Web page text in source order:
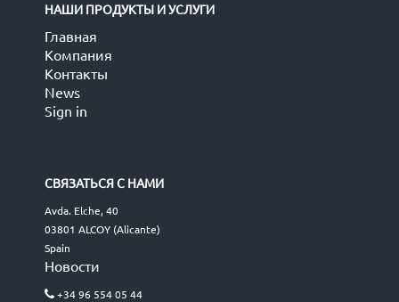
НАШИ ПРОДУКТЫ И УСЛУГИ
Главная
Компания
Контакты
News
Sign in
СВЯЗАТЬСЯ С НАМИ
Avda. Elche, 40
03801 ALCOY (Alicante)
Spain
Новости
+34 96 554 05 44